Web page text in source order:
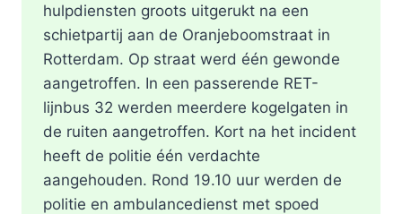
hulpdiensten groots uitgerukt na een
schietpartij aan de Oranjeboomstraat in
Rotterdam. Op straat werd één gewonde
aangetroffen. In een passerende RET-
lijnbus 32 werden meerdere kogelgaten in
de ruiten aangetroffen. Kort na het incident
heeft de politie één verdachte
aangehouden. Rond 19.10 uur werden de
politie en ambulancedienst met spoed